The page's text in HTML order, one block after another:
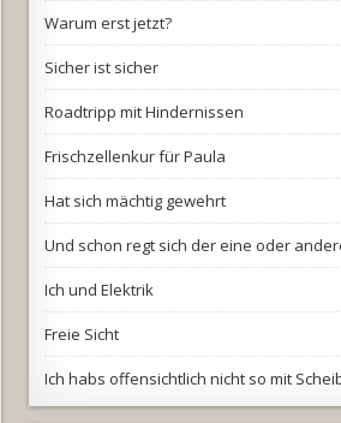
Warum erst jetzt?
Sicher ist sicher
Roadtripp mit Hindernissen
Frischzellenkur für Paula
Hat sich mächtig gewehrt
Und schon regt sich der eine oder
Ich und Elektrik
Freie Sicht
Ich habs offensichtlich nicht so mit